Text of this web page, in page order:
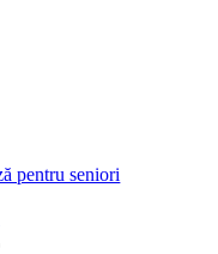
pentru seniori